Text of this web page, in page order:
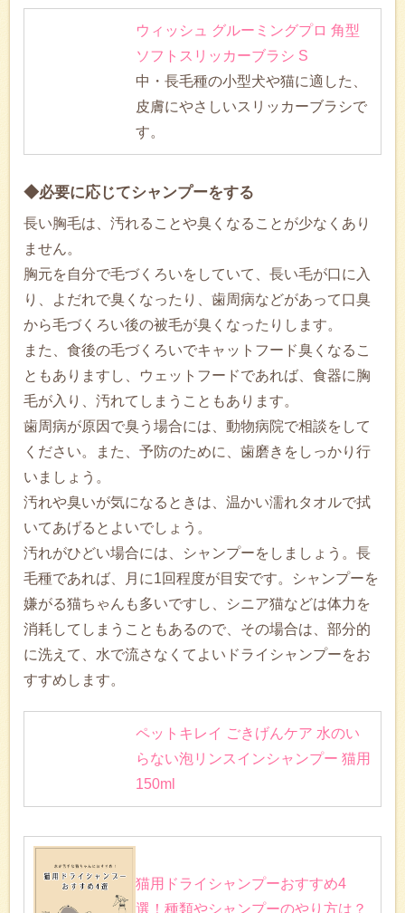
ウィッシュ グルーミングプロ 角型
ソフトスリッカーブラシ S
中・長毛種の小型犬や猫に適した、
皮膚にやさしいスリッカーブラシで
す。
◆必要に応じてシャンプーをする
長い胸毛は、汚れることや臭くなることが少なくあり
ません。
胸元を自分で毛づくろいをしていて、長い毛が口に入
り、よだれで臭くなったり、歯周病などがあって口臭
から毛づくろい後の被毛が臭くなったりします。
また、食後の毛づくろいでキャットフード臭くなるこ
ともありますし、ウェットフードであれば、食器に胸
毛が入り、汚れてしまうこともあります。
歯周病が原因で臭う場合には、動物病院で相談をして
ください。また、予防のために、歯磨きをしっかり行
いましょう。
汚れや臭いが気になるときは、温かい濡れタオルで拭
いてあげるとよいでしょう。
汚れがひどい場合には、シャンプーをしましょう。長
毛種であれば、月に1回程度が目安です。シャンプーを
嫌がる猫ちゃんも多いですし、シニア猫などは体力を
消耗してしまうこともあるので、その場合は、部分的
に洗えて、水で流さなくてよいドライシャンプーをお
すすめします。
ペットキレイ ごきげんケア 水のい
らない泡リンスインシャンプー 猫用
150ml
猫用ドライシャンプーおすすめ4
選！種類やシャンプーのやり方は？